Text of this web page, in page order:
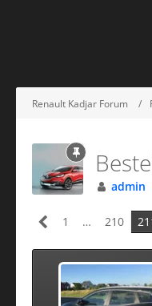
Renault Kadjar Forum
admin
1 … 210